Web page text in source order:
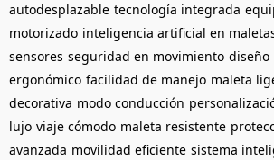
autodesplazable tecnología integrada
motorizado inteligencia artificial en
sensores seguridad en movimiento diseño
ergonómico facilidad de manejo maleta
decorativa modo conducción
lujo viaje cómodo maleta resistente
avanzada movilidad eficiente sistema